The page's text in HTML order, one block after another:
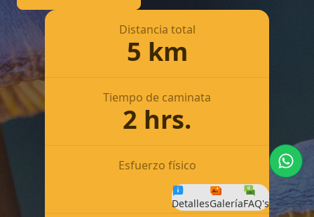
Distancia total
5 km
Tiempo de caminata
2 hrs.
Esfuerzo físico
DetallesGaleríaFAQ's